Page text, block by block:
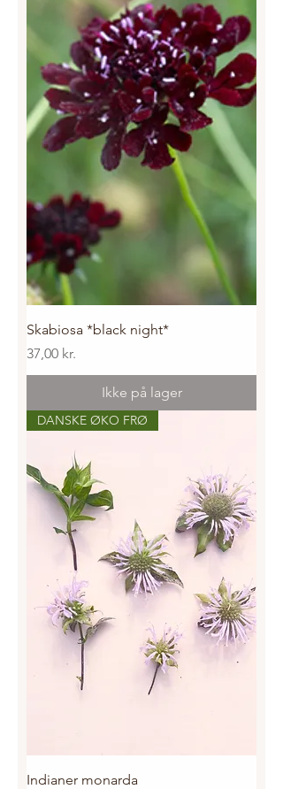
Skabiosa *black night*
Pris
37,00 kr.
Ikke på lager
DANSKE ØKO FRØ
Indianer monarda